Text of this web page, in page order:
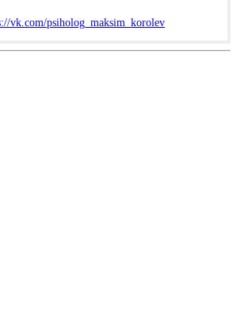
vk.com/psiholog_maksim_korolev